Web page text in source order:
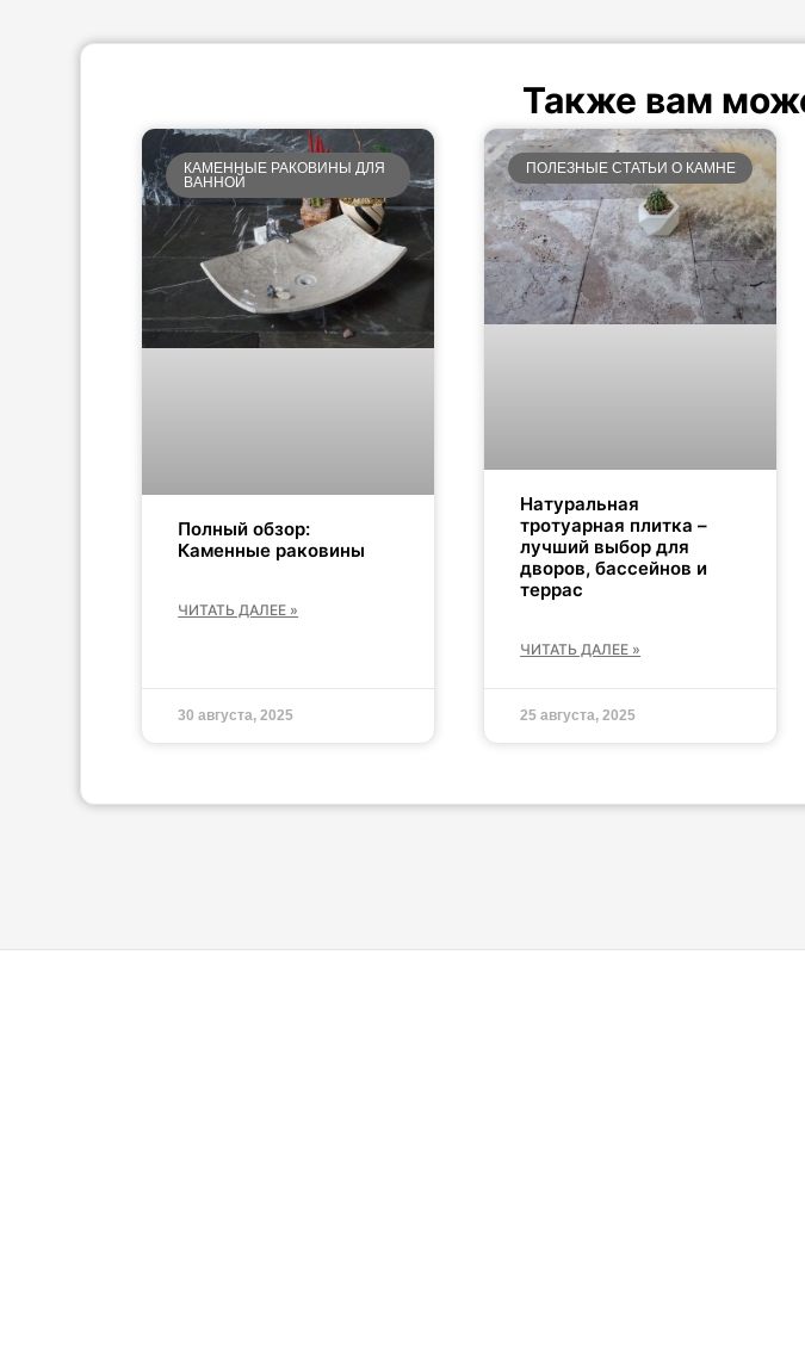
Также вам
КАМЕННЫЕ РАКОВИНЫ ДЛЯ
ВАННОЙ
Полный обзор:
Каменные раковины
ЧИТАТЬ ДАЛЕЕ »
30 августа, 2025
ПОЛЕЗНЫЕ СТАТЬИ О КАМНЕ
Натуральная
тротуарная плитка –
лучший выбор для
дворов, бассейнов и
террас
ЧИТАТЬ ДАЛЕЕ »
25 августа, 2025